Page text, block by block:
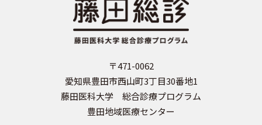
〒471-0062
愛知県豊田市西山町3丁目30番地1
藤田医科大学 総合診療プログラム
豊田地域医療センター